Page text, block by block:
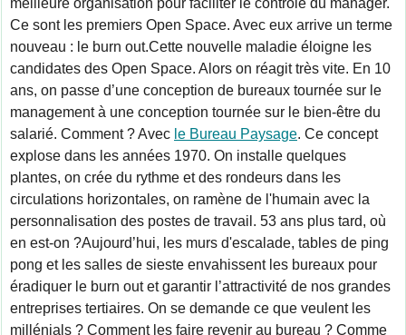
meilleure organisation pour faciliter le contrôle du manager.
Ce sont les premiers Open Space. Avec eux arrive un terme
nouveau : le burn out.Cette nouvelle maladie éloigne les
candidates des Open Space. Alors on réagit très vite. En 10
ans, on passe d’une conception de bureaux tournée sur le
management à une conception tournée sur le bien-être du
salarié. Comment ? Avec le Bureau Paysage. Ce concept
explose dans les années 1970. On installe quelques
plantes, on crée du rythme et des rondeurs dans les
circulations horizontales, on ramène de l'humain avec la
personnalisation des postes de travail. 53 ans plus tard, où
en est-on ?Aujourd’hui, les murs d'escalade, tables de ping
pong et les salles de sieste envahissent les bureaux pour
éradiquer le burn out et garantir l’attractivité de nos grandes
entreprises tertiaires. On se demande ce que veulent les
millénials ? Comment les faire revenir au bureau ? Comme